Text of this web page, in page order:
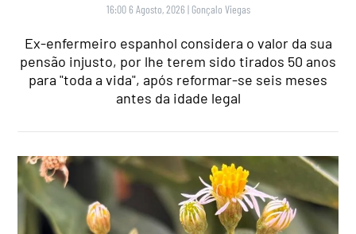
16:00 6 Agosto, 2026 | Gonçalo Viegas
Ex-enfermeiro espanhol considera o valor da sua
pensão injusto, por lhe terem sido tirados 50 anos
para "toda a vida", após reformar-se seis meses
antes da idade legal